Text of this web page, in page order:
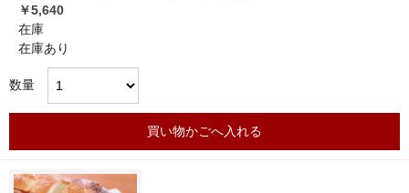
￥5,640
在庫
在庫あり
数量
買い物かごへ入れる